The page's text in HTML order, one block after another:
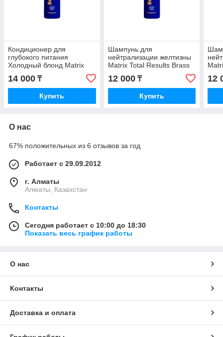
Кондиционер для
глубокого питания
Холодный блонд Matrix
Total Results Brass Off
1000 мл.
14 000 ₸
Купить
Шампунь для
нейтрализации желтизны
Matrix Total Results Brass
Off 1000 мл.
12 000₸
Купить
12
О нас
67% положительных из 6 отзывов за год
Работает с 29.09.2012
г. Алматы
Алматы, Казахстан
Контакты
Сегодня работает с 10:00 до 18:30
Показать весь график работы
О нас
Контакты
Доставка и оплата